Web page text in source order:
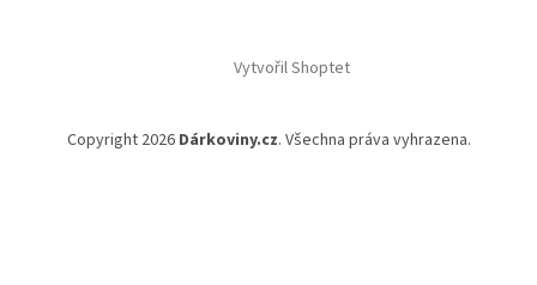
Vytvořil Shoptet
Copyright 2026 Dárkoviny.cz. Všechna práva vyhrazena.